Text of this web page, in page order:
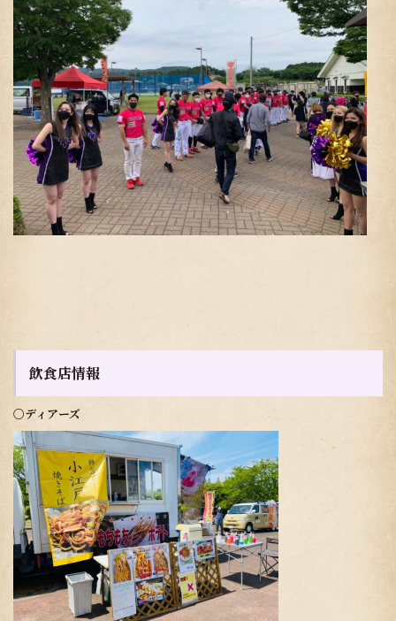
飲食店情報
〇ディアーズ